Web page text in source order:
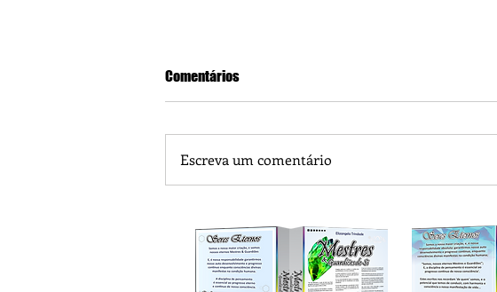
Comentários
Escreva um comentário